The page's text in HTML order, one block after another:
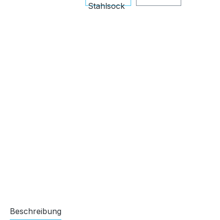
Beschreibung